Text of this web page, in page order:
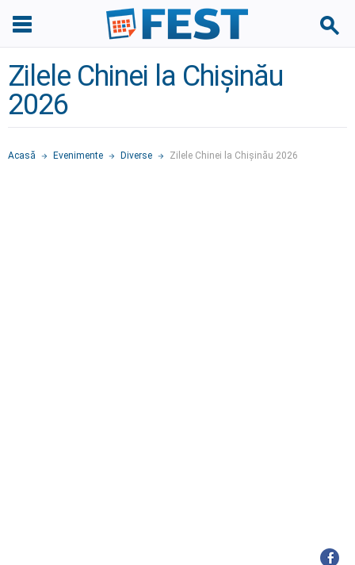
Zilele Chinei la Chișinău
2026
Acasă Evenimente Diverse Zilele Chinei la Chișinău 2026